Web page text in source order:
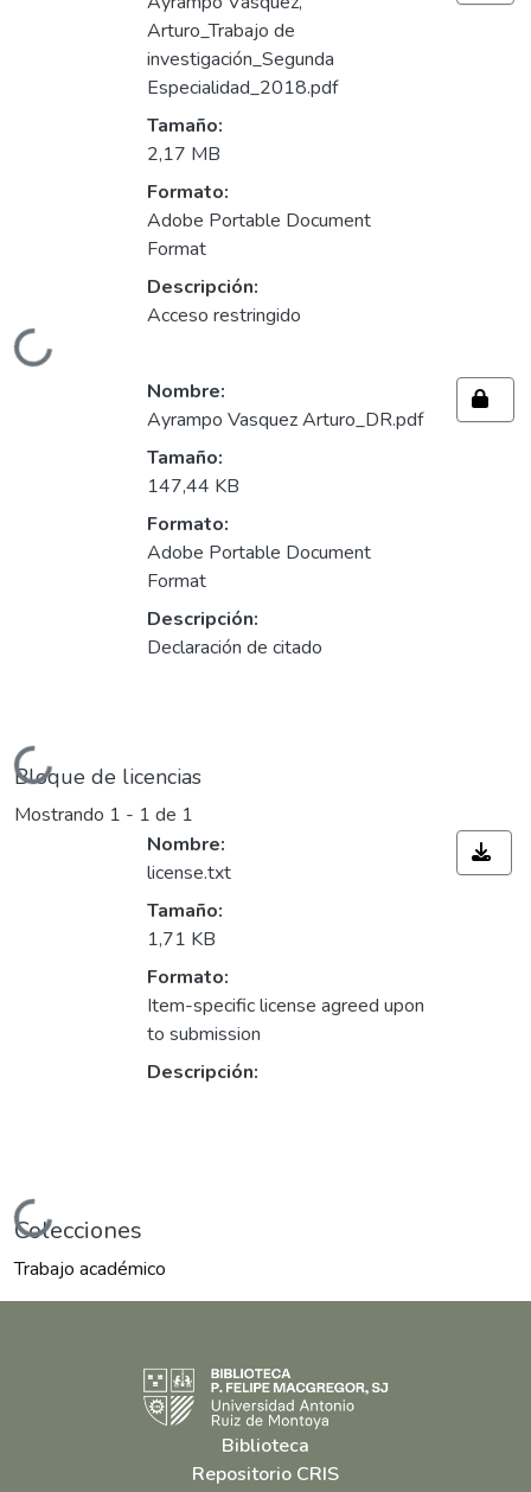
Cargando...
Arturo_Trabajo de
investigación_Segunda
Especialidad_2018.pdf
Tamaño:
2,17 MB
Formato:
Adobe Portable Document
Format
Descripción:
Acceso restringido
Cargando...
Nombre:
Ayrampo Vasquez Arturo_DR.pdf
Tamaño:
147,44 KB
Formato:
Adobe Portable Document
Format
Descripción:
Declaración de citado
Bloque de licencias
Mostrando 1 - 1 de 1
Cargando...
Nombre:
license.txt
Tamaño:
1,71 KB
Formato:
Item-specific license agreed upon
to submission
Descripción:
Colecciones
Trabajo académico
Biblioteca
Repositorio CRIS